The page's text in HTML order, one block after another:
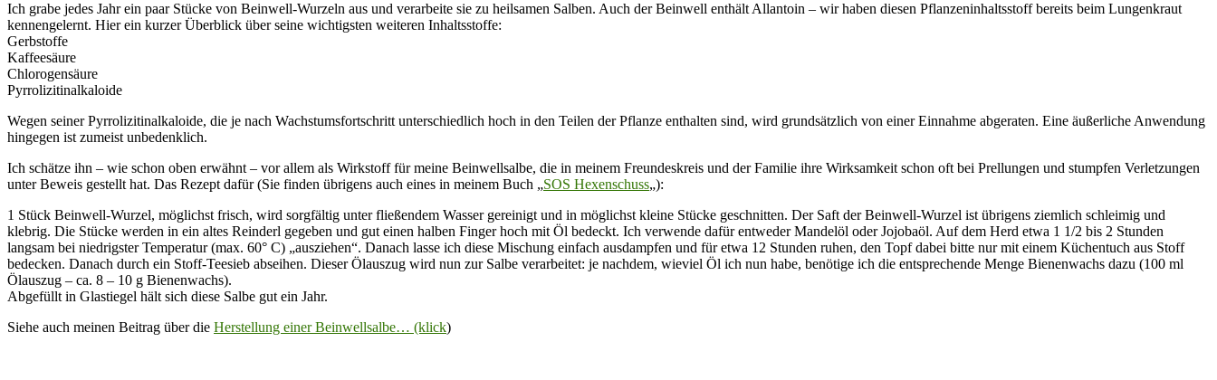
Ich grabe jedes Jahr ein paar Stücke von Beinwell-Wurzeln aus und verarbeite sie zu heilsamen Salben. Auch der Beinwell enthält Allantoin – wir haben diesen Pflanzeninhaltsstoff bereits beim Lungenkraut
kennengelernt. Hier ein kurzer Überblick über seine wichtigsten weiteren Inhaltsstoffe:
Gerbstoffe
Kaffeesäure
Chlorogensäure
Pyrrolizitinalkaloide
Wegen seiner Pyrrolizitinalkaloide, die je nach Wachstumsfortschritt unterschiedlich hoch in den Teilen der Pflanze enthalten sind, wird grundsätzlich von einer Einnahme abgeraten. Eine äußerliche Anwendung
hingegen ist zumeist unbedenklich.
Ich schätze ihn – wie schon oben erwähnt – vor allem als Wirkstoff für meine Beinwellsalbe, die in meinem Freundeskreis und der Familie ihre Wirksamkeit schon oft bei Prellungen und stumpfen Verletzungen
unter Beweis gestellt hat. Das Rezept dafür (Sie finden übrigens auch eines in meinem Buch „SOS Hexenschuss„):
1 Stück Beinwell-Wurzel, möglichst frisch, wird sorgfältig unter fließendem Wasser gereinigt und in möglichst kleine Stücke geschnitten. Der Saft der Beinwell-Wurzel ist übrigens ziemlich schleimig und
klebrig. Die Stücke werden in ein altes Reinderl gegeben und gut einen halben Finger hoch mit Öl bedeckt. Ich verwende dafür entweder Mandelöl oder Jojobaöl. Auf dem Herd etwa 1 1/2 bis 2 Stunden
langsam bei niedrigster Temperatur (max. 60° C) „ausziehen“. Danach lasse ich diese Mischung einfach ausdampfen und für etwa 12 Stunden ruhen, den Topf dabei bitte nur mit einem Küchentuch aus Stoff
bedecken. Danach durch ein Stoff-Teesieb abseihen. Dieser Ölauszug wird nun zur Salbe verarbeitet: je nachdem, wieviel Öl ich nun habe, benötige ich die entsprechende Menge Bienenwachs dazu (100 ml
Ölauszug – ca. 8 – 10 g Bienenwachs).
Abgefüllt in Glastiegel hält sich diese Salbe gut ein Jahr.
Siehe auch meinen Beitrag über die Herstellung einer Beinwellsalbe… (klick)